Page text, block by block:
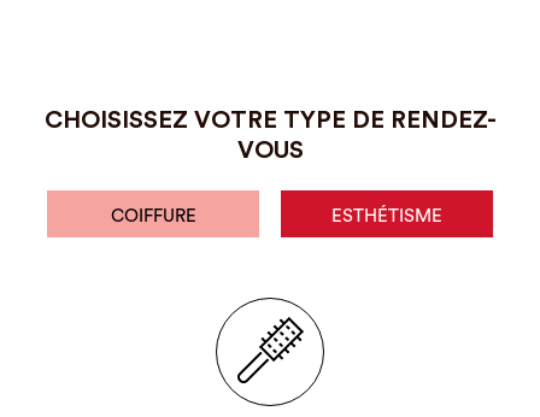
CHOISISSEZ VOTRE TYPE DE RENDEZ-
VOUS
COIFFURE ESTHÉTISME